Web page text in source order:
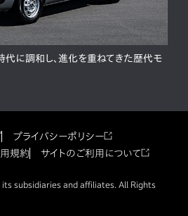
に調和し、進化を重ねてきた歴代モ
プライバシーポリシー
用規約
サイトのご利用について
subsidiaries and affiliates. All Rights